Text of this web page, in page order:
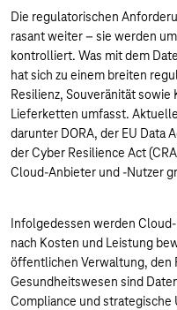
Die regulatorischen
rasant weiter – sie werden
kontrolliert. Was mit dem
hat sich zu einem breiten
Resilienz, Souveränität
Lieferketten umfasst.
darunter DORA, der EU Data
der Cyber Resilience Act
Cloud-Anbieter und -Nutzer
Infolgedessen werden
nach Kosten und Leistung
öffentlichen Verwaltung, den
Gesundheitswesen sind
Compliance und strategische